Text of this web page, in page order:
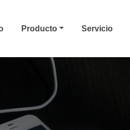
Producto Servicio